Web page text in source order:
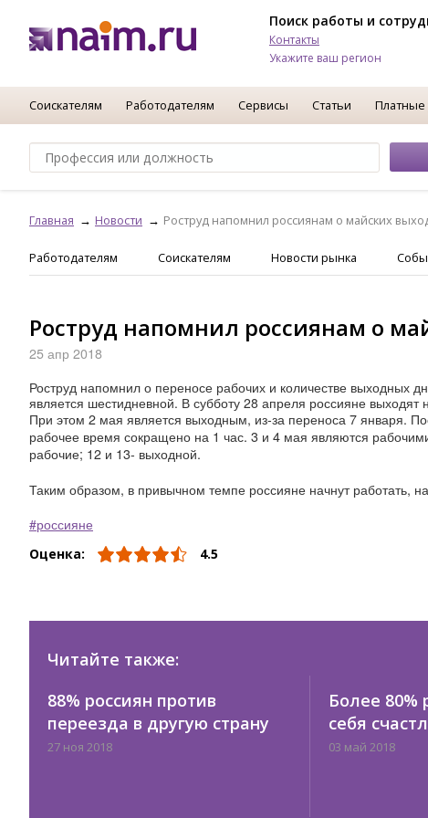
Поиск работы и
Контакты
Укажите ваш регион
Соискателям Работодателям Сервисы Статьи Платные
Главная Новости Роструд напомнил россиянам о майских
Работодателям Соискателям Новости рынка
Роструд напомнил россиянам о
25 апр 2018
Роструд напомнил о переносе рабочих и количестве выходных
является шестидневной. В субботу 28 апреля россияне выходят
При этом 2 мая является выходным, из-за переноса 7 января.
рабочее время сокращено на 1 час. 3 и 4 мая являются
рабочие; 12 и 13- выходной.
Таким образом, в привычном темпе россияне начнут работать,
россияне
Оценка: 4.5
Читайте также:
88% россиян против
переезда в другую страну
27 ноя 2018
Более 80%
себя
03 май 2018